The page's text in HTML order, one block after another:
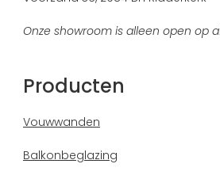
Onze showroom is alleen open op
Producten
Vouwwanden
Balkonbeglazing